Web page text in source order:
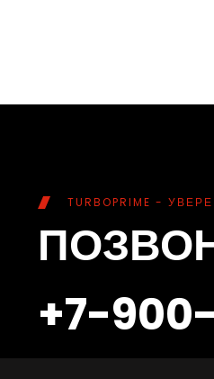
TURBOPRIME -
+7-